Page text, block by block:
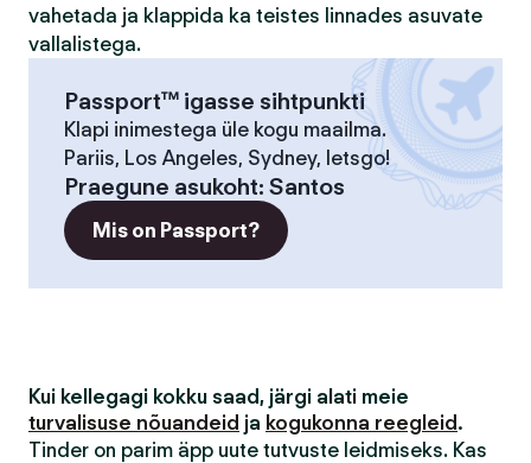
vahetada ja klappida ka teistes linnades asuvate
vallalistega.
Passport™ igasse sihtpunkti
Klapi inimestega üle kogu maailma.
Pariis, Los Angeles, Sydney, letsgo!
Praegune asukoht: Santos
Mis on Passport?
Kui kellegagi kokku saad, järgi alati meie
turvalisuse nõuandeid ja kogukonna reegleid .
Tinder on parim äpp uute tutvuste leidmiseks. Kas